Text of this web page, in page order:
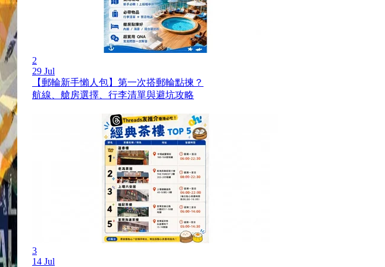
2
29 Jul
【郵輪新手懶人包】第一次搭郵輪點揀？
航線、艙房選擇、行李清單與避坑攻略
3
14 Jul